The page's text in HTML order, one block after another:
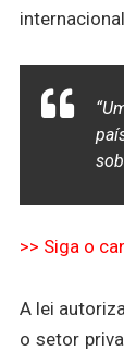
>> Siga o
A lei
o setor